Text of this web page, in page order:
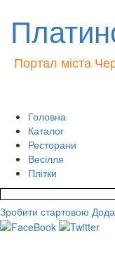
Портал міста
Головна
Каталог
Ресторани
Весілля
Плітки
Зробити стартовою